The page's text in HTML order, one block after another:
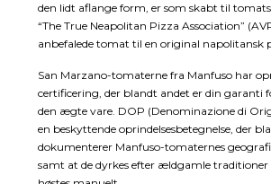
den lidt aflange form, er som skabt til
“The True Neapolitan Pizza Association”
anbefalede tomat til en original napolitansk
San Marzano-tomaterne fra Manfuso har
certificering, der blandt andet er din garanti
den ægte vare. DOP (Denominazione di
en beskyttende oprindelsesbetegnelse, der
dokumenterer Manfuso-tomaternes
samt at de dyrkes efter ældgamle